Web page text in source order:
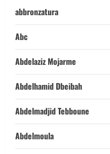
abbronzatura
Abc
Abdelaziz Mojarme
Abdelhamid Dbeibah
Abdelmadjid Tebboune
Abdelmoula